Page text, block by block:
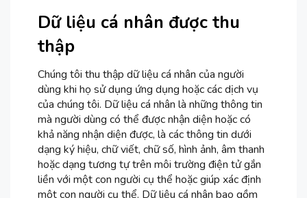
Dữ liệu cá nhân được thu
thập
Chúng tôi thu thập dữ liệu cá nhân của người
dùng khi họ sử dụng ứng dụng hoặc các dịch vụ
của chúng tôi. Dữ liệu cá nhân là những thông tin
mà người dùng có thể được nhận diện hoặc có
khả năng nhận diện được, là các thông tin dưới
dạng ký hiệu, chữ viết, chữ số, hình ảnh, âm thanh
hoặc dạng tương tự trên môi trường điện tử gắn
liền với một con người cụ thể hoặc giúp xác định
một con người cụ thể. Dữ liệu cá nhân bao gồm